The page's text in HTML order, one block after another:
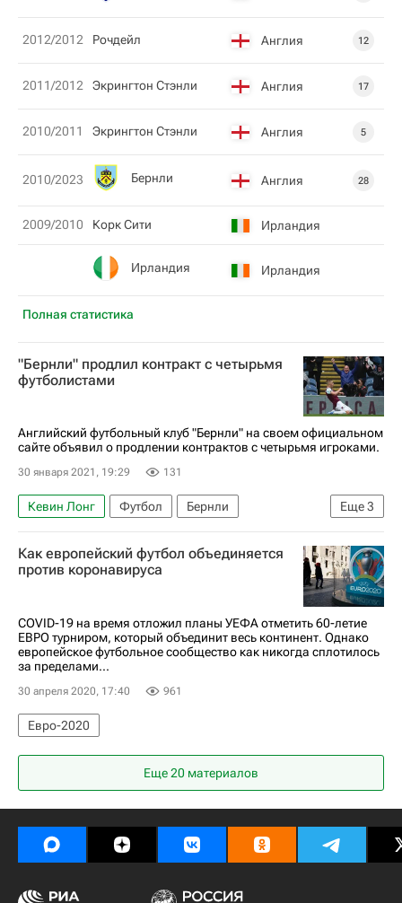
Полная статистика
2012/2012 Рочдейл Англия 12
2011/2012 Экрингтон Стэнли Англия 17
2010/2011 Экрингтон Стэнли Англия 5
2010/2023 Бернли Англия 28
2009/2010 Корк Сити Ирландия
Ирландия Ирландия
"Бернли" продлил контракт с четырьмя
футболистами
Английский футбольный клуб "Бернли" на своем официальном
сайте объявил о продлении контрактов с четырьмя игроками.
30 января 2021, 19:29 131
Еще3
Кевин Лонг Футбол
Бернли
Мэттью Лоутон
Эрик Питерс
Йоханн Гудмундссон
Как европейский футбол объединяется
против коронавируса
COVID-19 на время отложил планы УЕФА отметить 60-летие
ЕВРО турниром, который объединит весь континент. Однако
европейское футбольное сообщество как никогда сплотилось
за пределами...
30 апреля 2020, 17:40 961
Евро-2020
Еще 20 материалов